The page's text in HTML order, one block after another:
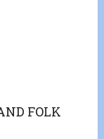
FOLK